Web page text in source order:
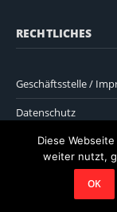
RECHTLICHES
Geschäftsstelle /
Datenschutz
Diese
weiter nutzt,
OK